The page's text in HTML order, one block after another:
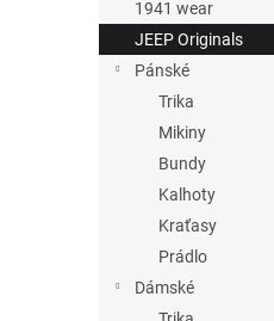
e
l
1941 wear
JEEP Originals
Pánské
Trika
Mikiny
Bundy
Kalhoty
Kraťasy
Prádlo
Dámské